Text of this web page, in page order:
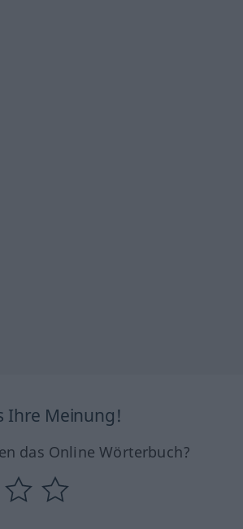
Ihre Meinung!
das Online Wörterbuch?